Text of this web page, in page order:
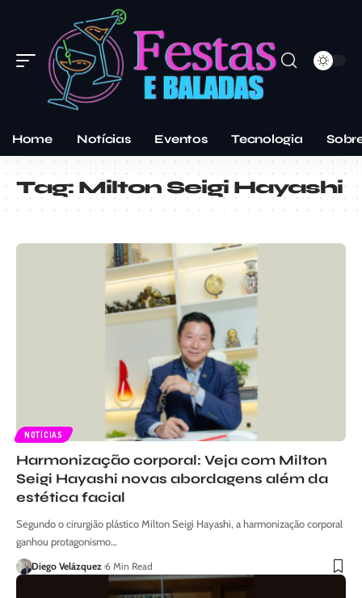
Home Notícias Eventos Tecnologia
Tag:Milton Seigi Hayashi
NOTÍCIAS
Harmonização corporal: Veja com Milton
Seigi Hayashi novas abordagens além da
estética facial
Segundo o cirurgião plástico Milton Seigi Hayashi, a harmonização corporal
ganhou protagonismo…
Diego Velázquez 6 Min Read